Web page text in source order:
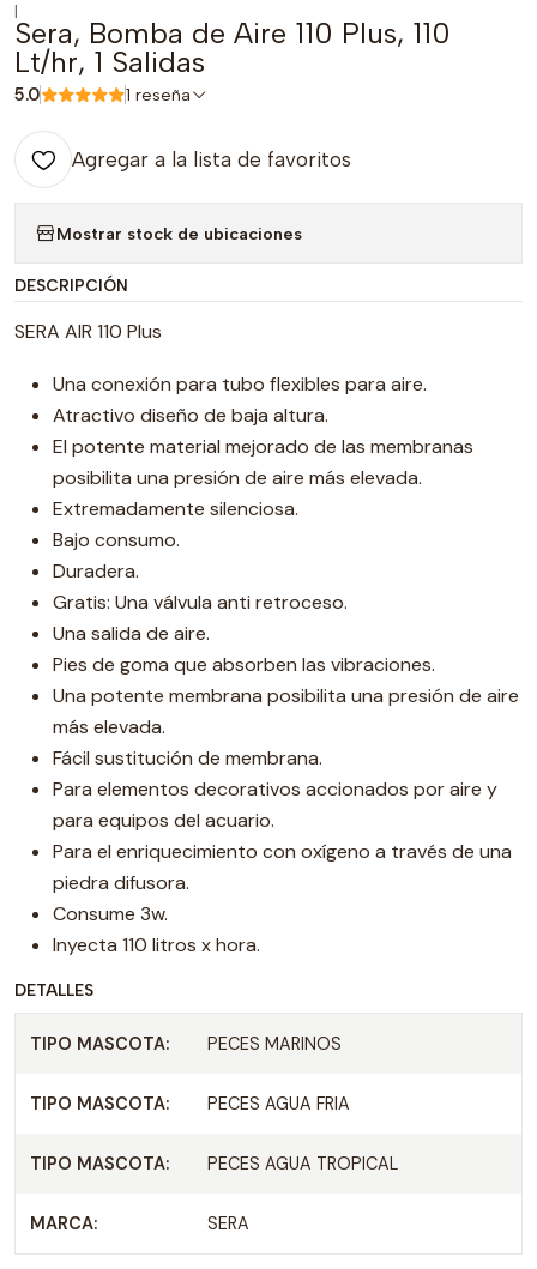
|
Sera, Bomba de Aire 110 Plus, 110
Lt/hr, 1 Salidas
5.0 1 reseña
Agregar a la lista de favoritos
Mostrar stock de ubicaciones
DESCRIPCIÓN
SERA AIR 110 Plus
Una conexión para tubo flexibles para aire.
Atractivo diseño de baja altura.
El potente material mejorado de las membranas
posibilita una presión de aire más elevada.
Extremadamente silenciosa.
Bajo consumo.
Duradera.
Gratis: Una válvula anti retroceso.
Una salida de aire.
Pies de goma que absorben las vibraciones.
Una potente membrana posibilita una presión de aire
más elevada.
Fácil sustitución de membrana.
Para elementos decorativos accionados por aire y
para equipos del acuario.
Para el enriquecimiento con oxígeno a través de una
piedra difusora.
Consume 3w.
Inyecta 110 litros x hora.
DETALLES
TIPO MASCOTA: PECES MARINOS
TIPO MASCOTA: PECES AGUA FRIA
TIPO MASCOTA: PECES AGUA TROPICAL
MARCA: SERA